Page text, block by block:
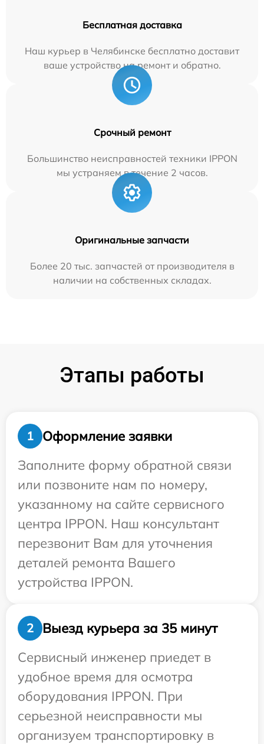
Бесплатная доставка
Наш курьер в Челябинске бесплатно доставит
ваше устройство на ремонт и обратно.
Срочный ремонт
Большинство неисправностей техники IPPON
мы устраняем в течение 2 часов.
Оригинальные запчасти
Более 20 тыс. запчастей от производителя в
наличии на собственных складах.
Этапы работы
1
Оформление заявки
Заполните форму обратной связи
или позвоните нам по номеру,
указанному на сайте сервисного
центра IPPON. Наш консультант
перезвонит Вам для уточнения
деталей ремонта Вашего
устройства IPPON.
2
Выезд курьера за 35 минут
Сервисный инженер приедет в
удобное время для осмотра
оборудования IPPON. При
серьезной неисправности мы
организуем транспортировку в